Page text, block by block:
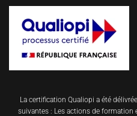
La certification Qualiopi a été
suivantes : Les actions de formation